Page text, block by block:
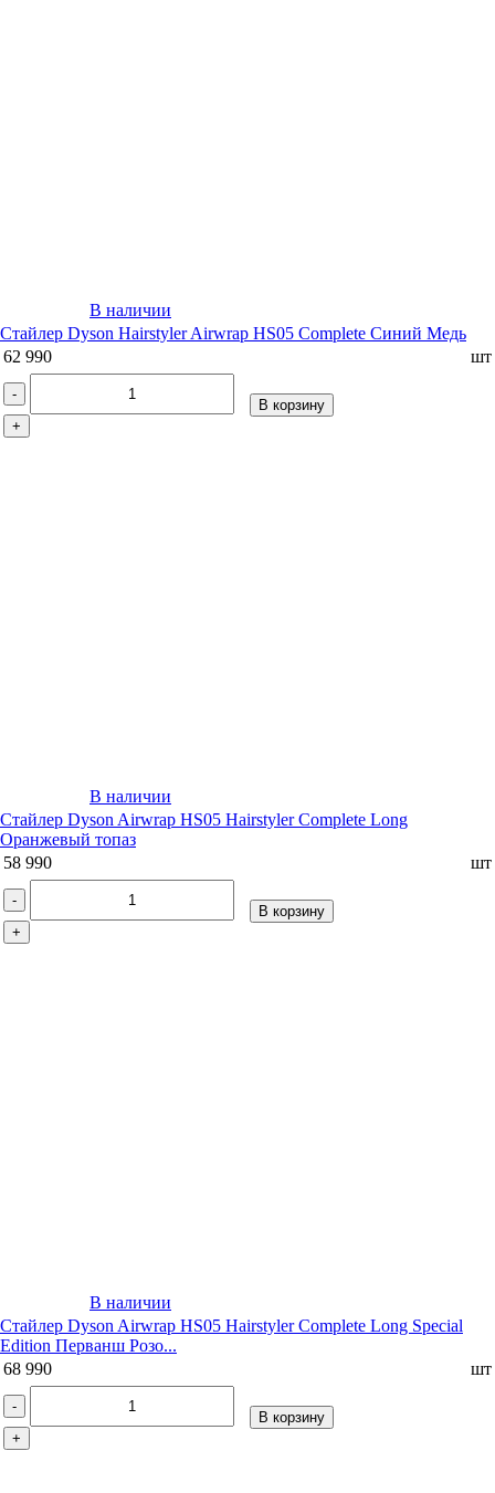
В наличии
Стайлер Dyson Hairstyler Airwrap HS05 Complete Синий Медь
62 990
шт
-
+
В корзину
В наличии
Стайлер Dyson Airwrap HS05 Hairstyler Complete Long
Оранжевый топаз
58 990
шт
-
+
В корзину
В наличии
Стайлер Dyson Airwrap HS05 Hairstyler Complete Long Special
Edition Перванш Розо...
68 990
шт
-
+
В корзину